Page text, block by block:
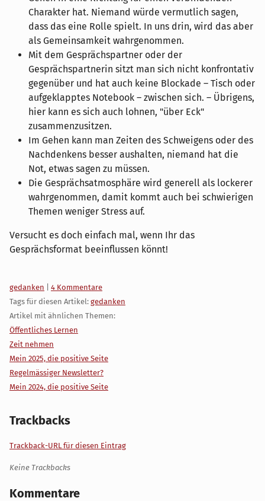
Charakter hat. Niemand würde vermutlich sagen,
dass das eine Rolle spielt. In uns drin, wird das aber
als Gemeinsamkeit wahrgenommen.
Mit dem Gesprächspartner oder der
Gesprächspartnerin sitzt man sich nicht konfrontativ
gegenüber und hat auch keine Blockade – Tisch oder
aufgeklapptes Notebook – zwischen sich. – Übrigens,
hier kann es sich auch lohnen, "über Eck"
zusammenzusitzen.
Im Gehen kann man Zeiten des Schweigens oder des
Nachdenkens besser aushalten, niemand hat die
Not, etwas sagen zu müssen.
Die Gesprächsatmosphäre wird generell als lockerer
wahrgenommen, damit kommt auch bei schwierigen
Themen weniger Stress auf.
Versucht es doch einfach mal, wenn Ihr das
Gesprächsformat beeinflussen könnt!
Kategorien:
gedanken
4 Kommentare
Tags für diesen Artikel: gedanken
Artikel mit ähnlichen Themen:
Öffentliches Lernen
Zeit nehmen
Mein 2025, die positive Seite
Regelmässiger Newsletter?
Mein 2024, die positive Seite
Trackbacks
Trackback-URL für diesen Eintrag
Keine Trackbacks
Kommentare